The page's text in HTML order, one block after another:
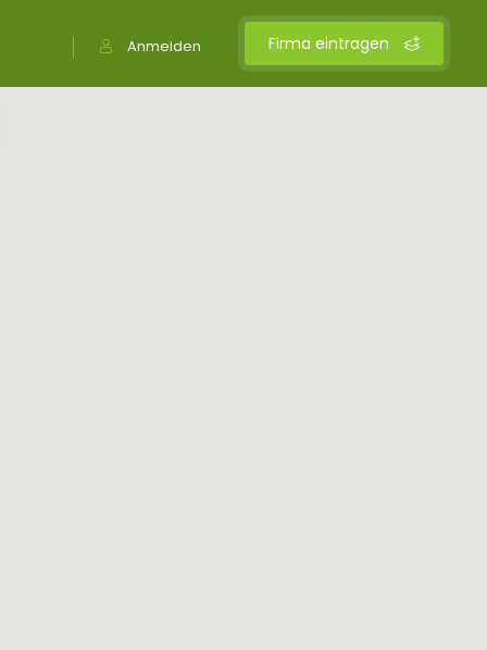
Firma eintragen
Anmelden